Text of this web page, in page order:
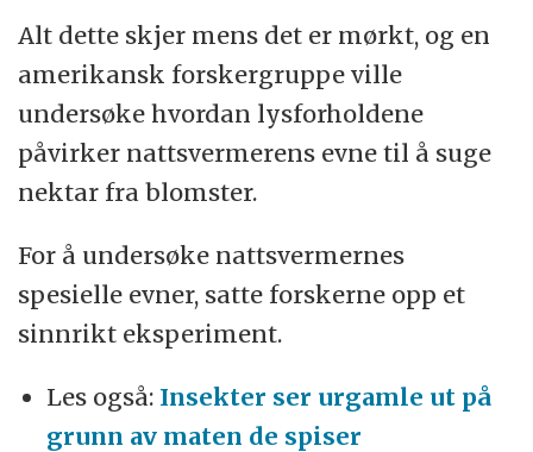
Alt dette skjer mens det er mørkt, og en
amerikansk forskergruppe ville
undersøke hvordan lysforholdene
påvirker nattsvermerens evne til å suge
nektar fra blomster.
For å undersøke nattsvermernes
spesielle evner, satte forskerne opp et
sinnrikt eksperiment.
Les også: Insekter ser urgamle ut på
grunn av maten de spiser